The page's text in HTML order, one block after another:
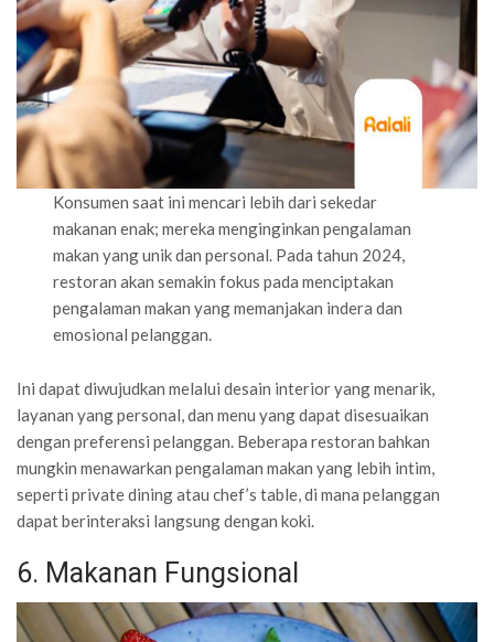
Konsumen saat ini mencari lebih dari sekedar
makanan enak; mereka menginginkan pengalaman
makan yang unik dan personal. Pada tahun 2024,
restoran akan semakin fokus pada menciptakan
pengalaman makan yang memanjakan indera dan
emosional pelanggan.
Ini dapat diwujudkan melalui desain interior yang menarik,
layanan yang personal, dan menu yang dapat disesuaikan
dengan preferensi pelanggan. Beberapa restoran bahkan
mungkin menawarkan pengalaman makan yang lebih intim,
seperti private dining atau chef’s table, di mana pelanggan
dapat berinteraksi langsung dengan koki.
6. Makanan Fungsional